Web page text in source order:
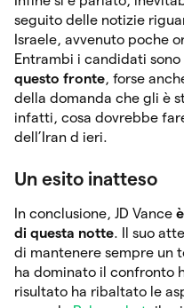
seguito delle notizie
Israele, avvenuto poche
Entrambi i candidati sono
questo fronte, forse
della domanda che gli è
infatti, cosa dovrebbe
dell’Iran d ieri.
Un esito inatteso
In conclusione, JD Vance
di questa notte. Il suo
di mantenere sempre un
ha dominato il confronto
risultato ha ribaltato le